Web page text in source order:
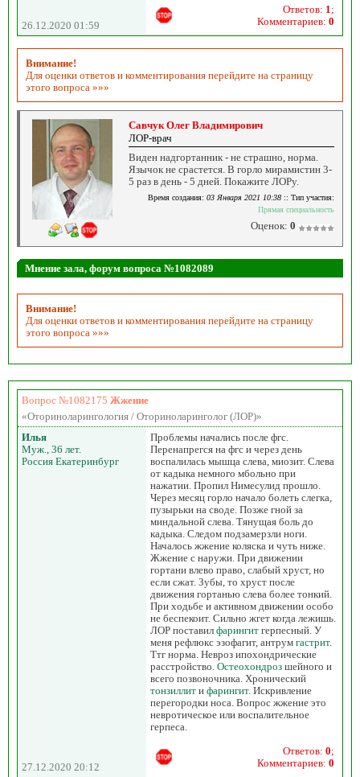
26.12.2020 01:59
Ответов: 1 ;
Комментариев: 0
Внимание!
Для оценки ответов и комментирования перейдите на страницу
этого вопроса »»»
Савчук Олег Владимирович
ЛОР-врач
Виден надгортанник - не страшно, норма.
Язычок не срастется. В горло мирамистин 3-
5 раз в день - 5 дней. Покажите ЛОРу.
Время создания: 03 Января 2021 10:38 :: Тип участия:
Прямая специальность
Оценок: 0
Мнение зала, форум вопроса №1082089
Внимание!
Для оценки ответов и комментирования перейдите на страницу
этого вопроса »»»
Вопрос №1082175 Жжение
«Оториноларингология / Оториноларинголог (ЛОР)»
Илья
Муж., 36 лет.
Россия Екатеринбург
Проблемы начались после фгс.
Перенапрегся на фгс и через день
воспалилась мышца слева, миозит. Слева
от кадыка немного мбольно при
нажатии. Пропил Нимесулид прошло.
Через месяц горло начало болеть слегка,
пузырьки на своде. Позже гной за
миндальной слева. Тянущая боль до
кадыка. Следом подзамерзли ноги.
Началось жжение коляска и чуть ниже.
Жжение с наружи. При движении
гортани влево право, слабый хруст, но
если сжат. Зубы, то хруст после
движения гортанью слева более тонкий.
При ходьбе и активном движении особо
не беспекоит. Сильно жгет когда лежишь.
ЛОР поставил фарингит герпесный. У
меня рефлюкс эзофагит, антрум гастрит.
Ттг норма. Невроз ипохондрические
расстройство. Остеохондроз шейного и
всего позвоночника. Хронический
тонзиллит и фарингит. Искривление
перегородки носа. Вопрос жжение это
невротическое или воспалительное
герпеса.
27.12.2020 20:12
Ответов: 0;
Комментариев: 0